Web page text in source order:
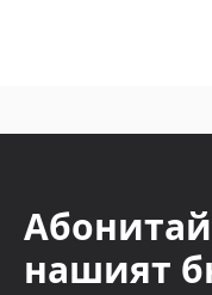
нашият